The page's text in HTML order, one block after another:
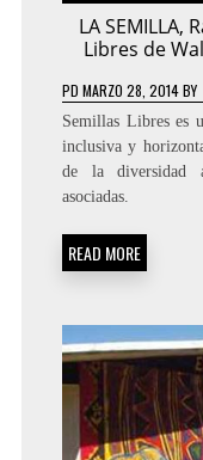
LA SEMILLA,
Libres de
PD MARZO 28, 2014BY
Semillas Libres es
inclusiva y
de la diversidad
asociadas.
READ MORE